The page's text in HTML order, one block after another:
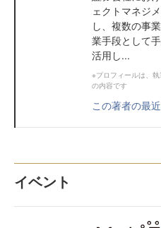
ェクトマネジ
し、複数の事
業手段として
活用し...
※プロフィールは、
の内容です
この著者の最
イベント